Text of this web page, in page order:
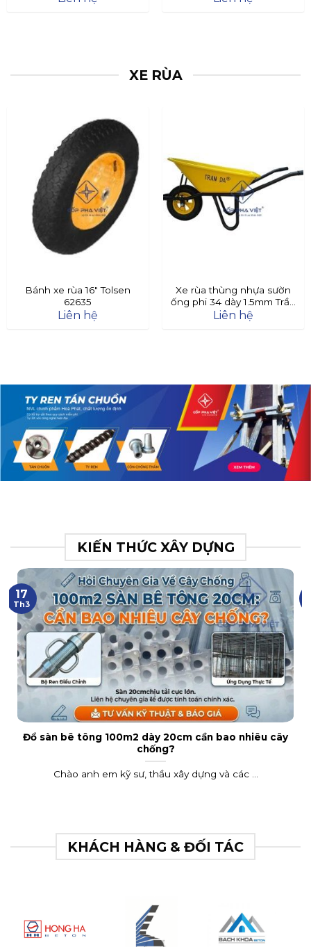
XE RÙA
Bánh xe rùa 16″ Tolsen
62635
Liên hệ
Xe rùa thùng nhựa sườn
ống phi 34 dày 1.5mm Trần
Đà
Liên hệ
KIẾN THỨC XÂY DỰNG
Đổ sàn bê tông 100m2 dày 20cm cần bao nhiêu cây
chống?
Chào anh em kỹ sư, thầu xây dựng và các ...
17
Th3
KHÁCH HÀNG & ĐỐI TÁC